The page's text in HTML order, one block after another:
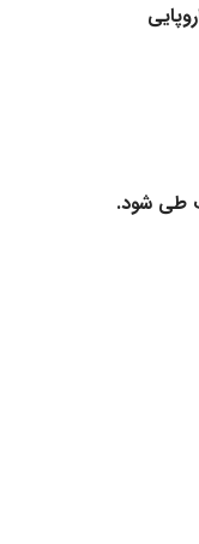
طی شود.